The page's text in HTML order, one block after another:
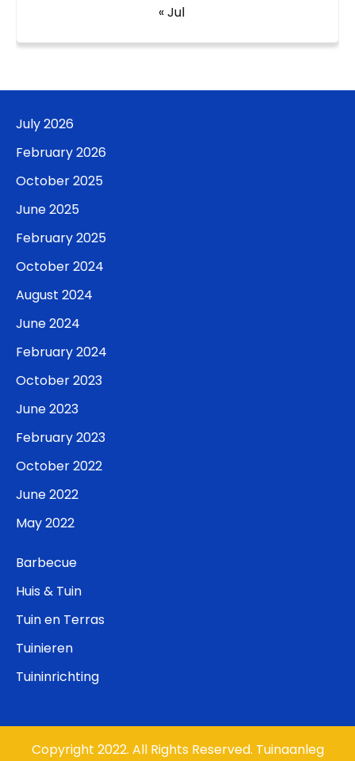
« Jul
July 2026
February 2026
October 2025
June 2025
February 2025
October 2024
August 2024
June 2024
February 2024
October 2023
June 2023
February 2023
October 2022
June 2022
May 2022
Barbecue
Huis & Tuin
Tuin en Terras
Tuinieren
Tuininrichting
Copyright 2022. All Rights Reserved. Tuinaanleg